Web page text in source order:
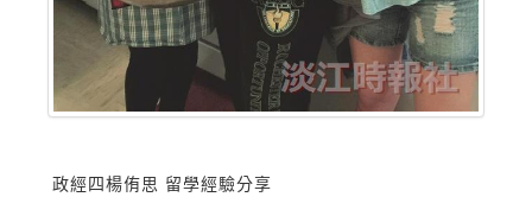
政經四楊侑思 留學經驗分享